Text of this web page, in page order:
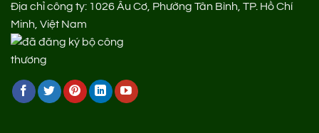
Địa chỉ công ty: 1026 Âu Cơ, Phường Tân Bình, TP. Hồ Chí
Minh, Việt Nam